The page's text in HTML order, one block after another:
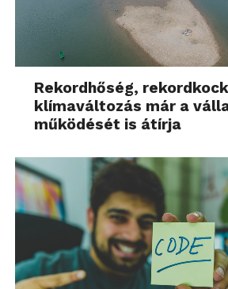
Rekordhőség,
klímaváltozás már a
működését is átírja